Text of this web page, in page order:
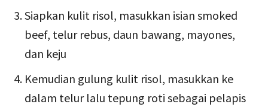
Siapkan kulit risol, masukkan isian smoked
beef, telur rebus, daun bawang, mayones,
dan keju
Kemudian gulung kulit risol, masukkan ke
dalam telur lalu tepung roti sebagai pelapis